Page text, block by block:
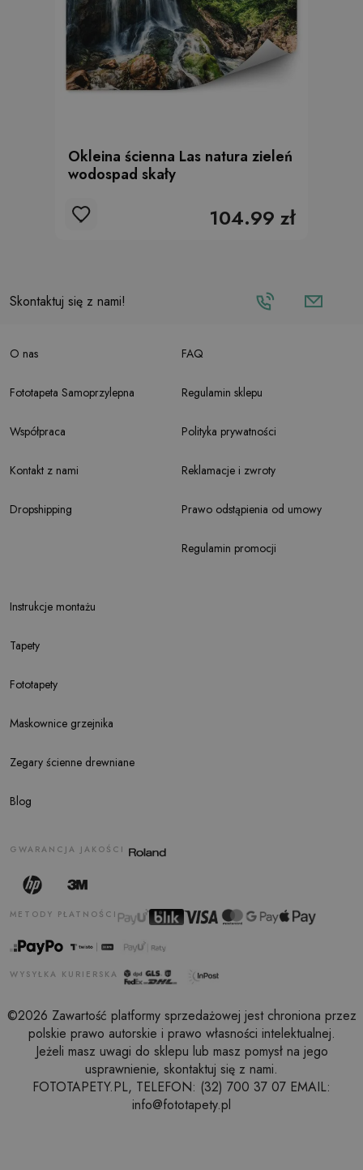
Okleina ścienna Las natura zieleń
wodospad skały
104.99 zł
Skontaktuj się z nami!
O nas
Fototapeta Samoprzylepna
Współpraca
Kontakt z nami
Dropshipping
Instrukcje montażu
Tapety
Fototapety
Maskownice grzejnika
Zegary ścienne drewniane
Blog
FAQ
Regulamin sklepu
Polityka prywatności
Reklamacje i zwroty
Prawo odstąpienia od umowy
Regulamin promocji
GWARANCJA JAKOŚCI
WYSYŁKA KURIERSKA
METODY PŁATNOŚCI
©2026 Zawartość platformy sprzedażowej jest chroniona przez
polskie prawo autorskie i prawo własności intelektualnej.
Jeżeli masz uwagi do sklepu lub masz pomysł na jego
usprawnienie, skontaktuj się z nami.
FOTOTAPETY.PL, TELEFON: (32) 700 37 07 EMAIL:
info@fototapety.pl